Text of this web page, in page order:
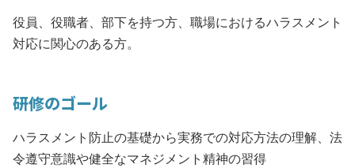
役員、役職者、部下を持つ方、職場におけるハラスメント
対応に関心のある方。
研修のゴール
ハラスメント防止の基礎から実務での対応方法の理解、法
令遵守意識や健全なマネジメント精神の習得